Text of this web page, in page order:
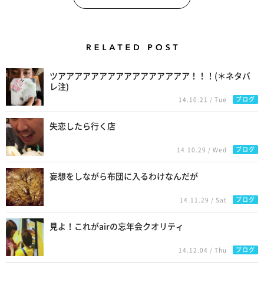
ツアアアアアアアアアアアアアアアア！！！(＊ネタバ
レ注)
14.10.21 / Tue ブログ
失恋したら行く店
14.10.29 / Wed ブログ
妄想をしながら布団に入るわけなんだが
14.11.29 / Sat ブログ
見よ！これがairの忘年会クオリティ
14.12.04 / Thu ブログ